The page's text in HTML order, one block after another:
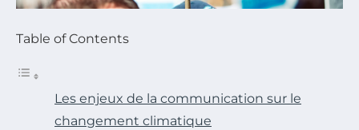
Table of Contents
Les enjeux de la communication sur le
changement climatique